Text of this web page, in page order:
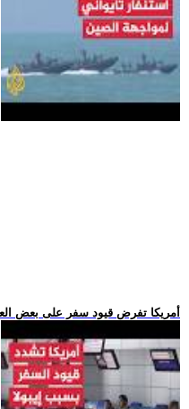
.. أمريكا تفرض قيود سفر على بعض